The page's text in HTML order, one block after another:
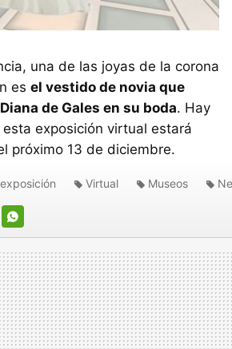
una de las joyas de la corona
es el vestido de novia que
de Gales en su boda. Hay
exposición virtual estará
próximo 13 de diciembre.
WHATSAPP
exposición Virtual Museos